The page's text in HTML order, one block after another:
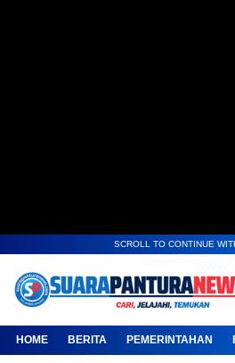
SCROLL TO CONTINUE
HOME BERITA PEMERINTAHAN